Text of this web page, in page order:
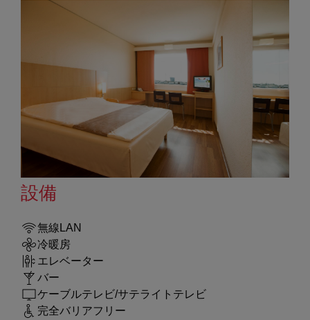
設備
無線LAN
冷暖房
エレベーター
バー
ケーブルテレビ/サテライトテレビ
完全バリアフリー